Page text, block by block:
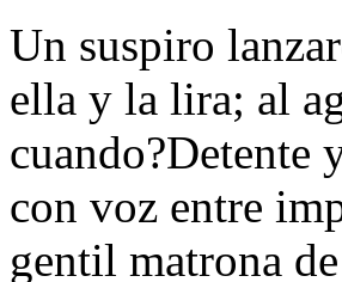
Un suspiro
ella y la lira; al
cuando?Detente
con voz entre
gentil matrona